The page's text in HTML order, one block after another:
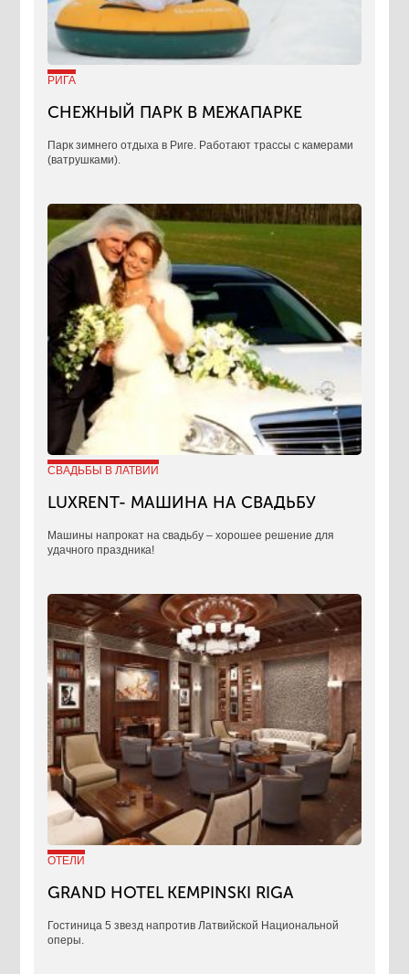
РИГА
СНЕЖНЫЙ ПАРК В МЕЖАПАРКЕ
Парк зимнего отдыха в Риге. Работают трассы с камерами
(ватрушками).
СВАДЬБЫ В ЛАТВИИ
LUXRENT- МАШИНА НА СВАДЬБУ
​Машины напрокат на свадьбу – хорошее решение для
удачного праздника!
ОТЕЛИ
GRAND HOTEL KEMPINSKI RIGA
Гостиница 5 звезд напротив Латвийской Национальной
оперы.